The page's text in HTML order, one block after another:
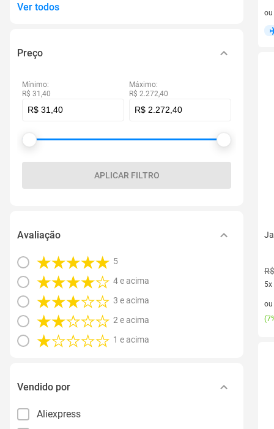
Ver todos
Preço
Mínimo:
R$ 31,40
Máximo:
R$ 2.272,40
APLICAR FILTRO
Avaliação
5
4 e acima
3 e acima
2 e acima
1 e acima
Vendido por
Aliexpress
7
ou
5x
5
ou
(